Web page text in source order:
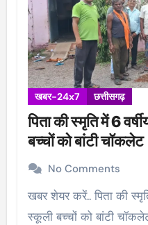
खबर-24x7 छत्तीसगढ़
पिता की स्मृति में 6
बच्चों को बांटी चॉकलेट
No Comments
खबर शेयर करें.. पिता की स्मृति में 6 वर्षीय साची ने रोपा पौधा,
स्कूली बच्चों को बांटी